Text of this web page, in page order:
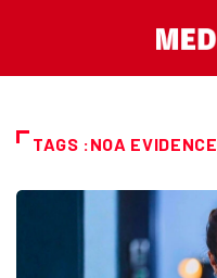
TAGS :NOA EVIDENCE